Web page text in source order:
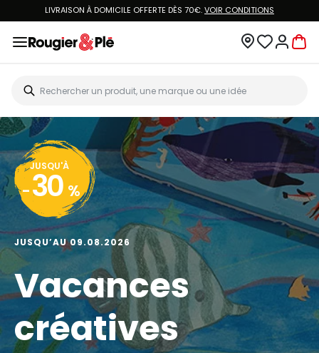
LIVRAISON À DOMICILE OFFERTE DÈS 70€.VOIR CONDITIONS
JUSQU'À
- 30 %
JUSQU’AU 09.08.2026
Vacances
créatives